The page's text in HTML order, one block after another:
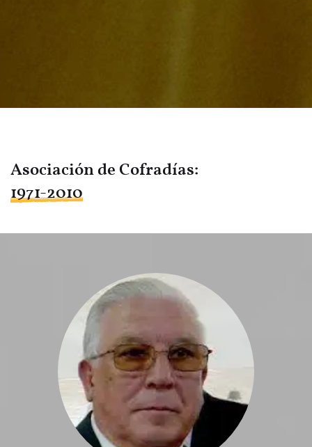
Asociación de Cofradías:
1971-2010